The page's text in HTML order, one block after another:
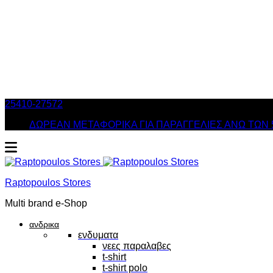
25410-27572
ΔΩΡΕΑΝ ΜΕΤΑΦΟΡΙΚΑ ΓΙΑ ΠΑΡΑΓΓΕΛΙΕΣ ΑΝΩ ΤΩΝ
Raptopoulos Stores
Multi brand e-Shop
ανδρικα
ενδυματα
νεες παραλαβες
t-shirt
t-shirt polo